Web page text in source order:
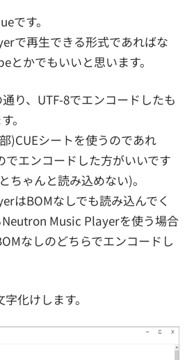
です。
で再生できる形式であればな
とかでもいいと思います。
り、UTF-8でエンコードしたも
。
)CUEシートを使うのであれ
でエンコードした方がいいです
ちゃんと読み込めない)。
はBOMなしでも読み込んでく
Music Playerを使う場合
なしのどちらでエンコードし
化けします。